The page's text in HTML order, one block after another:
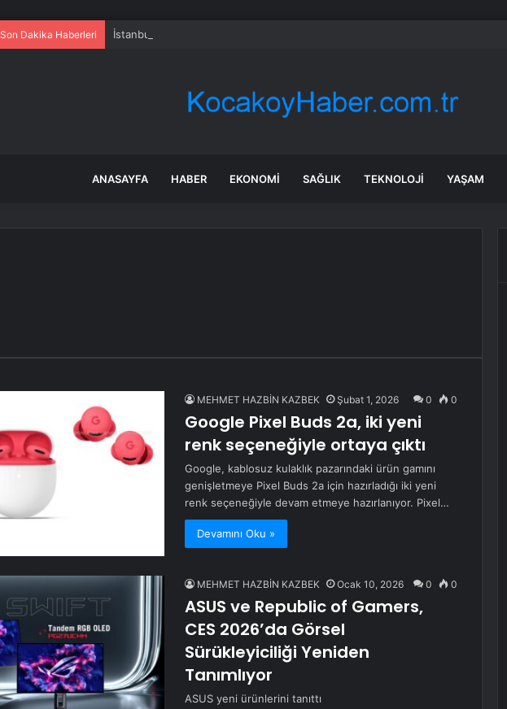
Son Dakika Haberleri İstanbul’da market ve bakkallarda yeni uygulama devreye girdi
ANASAYFA HABER EKONOMI SAĞLIK TEKNOLOJI YAŞAM
MEHMET HAZBİN KAZBEK Şubat 1, 2026 0 0
Google Pixel Buds 2a, iki yeni
renk seçeneğiyle ortaya çıktı
Google, kablosuz kulaklık pazarındaki ürün gamını
genişletmeye Pixel Buds 2a için hazırladığı iki yeni
renk seçeneğiyle devam etmeye hazırlanıyor. Pixel…
Devamını Oku »
MEHMET HAZBİN KAZBEK Ocak 10, 2026 0 0
ASUS ve Republic of Gamers,
CES 2026’da Görsel
Sürükleyiciliği Yeniden
Tanımlıyor
ASUS yeni ürünlerini tanıttı